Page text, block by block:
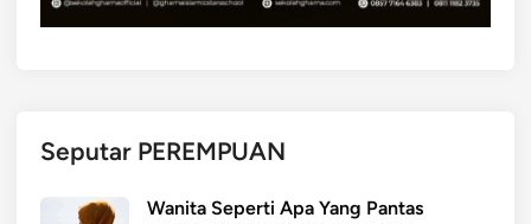
?
Seputar PEREMPUAN
Wanita Seperti Apa Yang Pantas